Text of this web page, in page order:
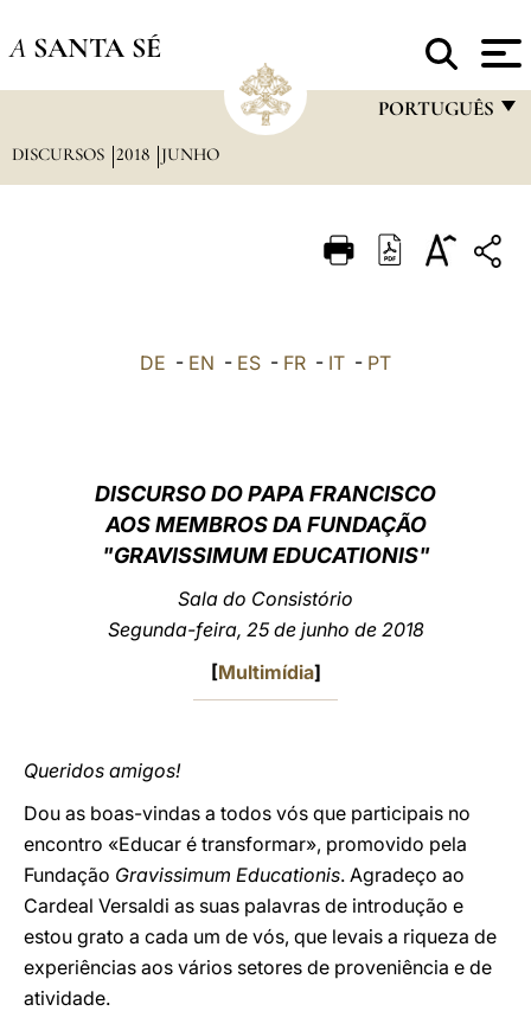
A SANTA SÉ
PORTUGUÊS
ITALIANO
中文
LATINE
DISCURSOS 2018 JUNHO
DE - EN - ES - FR - IT - PT
DISCURSO DO PAPA FRANCISCO
AOS MEMBROS DA FUNDAÇÃO
"GRAVISSIMUM EDUCATIONIS"
Sala do Consistório
Segunda-feira, 25 de junho de 2018
[Multimídia]
Queridos amigos!
Dou as boas-vindas a todos vós que participais no
encontro «Educar é transformar», promovido pela
Fundação Gravissimum Educationis. Agradeço ao
Cardeal Versaldi as suas palavras de introdução e
estou grato a cada um de vós, que levais a riqueza de
experiências aos vários setores de proveniência e de
atividade.